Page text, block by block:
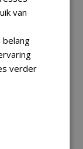
DSV
bij
B.V.
van
belang
verder